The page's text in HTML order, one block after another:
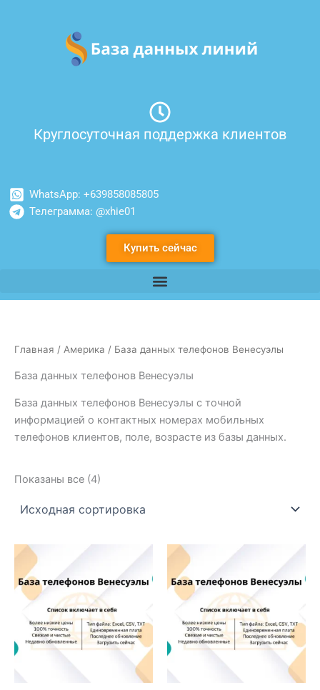
содержимому
Круглосуточная поддержка клиентов
WhatsApp: +639858085805
Телеграмма: @xhie01
Купить сейчас
Главная / Америка / База данных телефонов Венесуэлы
База данных телефонов Венесуэлы
База данных телефонов Венесуэлы с точной
информацией о контактных номерах мобильных
телефонов клиентов, поле, возрасте из базы данных.
Показаны все (4)